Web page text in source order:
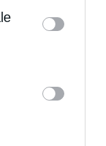
by us to
μας
Μητρόπολή
όπου